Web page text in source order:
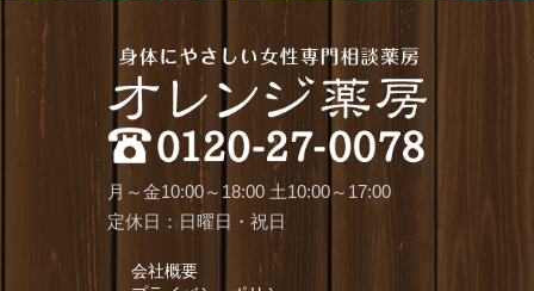
月～金10:00～18:00 土10:00～17:00
定休日：日曜日・祝日
会社概要